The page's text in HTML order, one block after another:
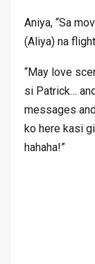
Aniya, “Sa
(Aliya) na
“May love
si Patrick…
messages
ko here kasi
hahaha!”